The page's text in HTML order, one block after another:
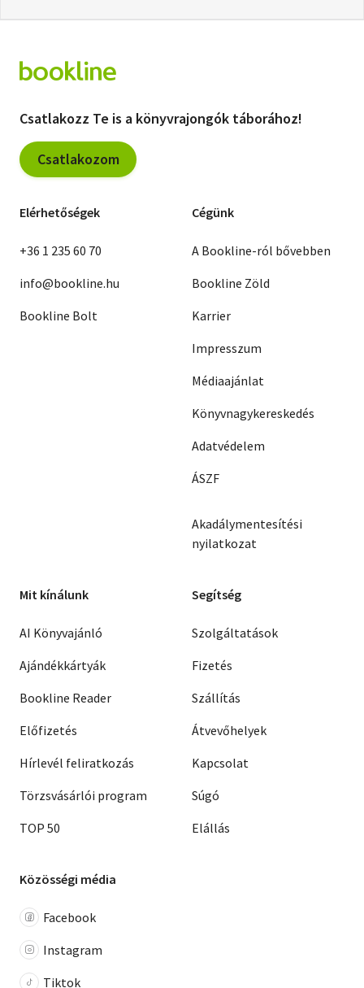
Csatlakozz Te is a könyvrajongók táborához!
Csatlakozom
Elérhetőségek
+36 1 235 60 70
info@bookline.hu
Bookline Bolt
Cégünk
A Bookline-ról bővebben
Bookline Zöld
Karrier
Impresszum
Médiaajánlat
Könyvnagykereskedés
Adatvédelem
ÁSZF
Akadálymentesítési
nyilatkozat
Mit kínálunk
AI Könyvajánló
Ajándékkártyák
Bookline Reader
Előfizetés
Hírlevél feliratkozás
Törzsvásárlói program
TOP 50
Segítség
Szolgáltatások
Fizetés
Szállítás
Átvevőhelyek
Kapcsolat
Súgó
Elállás
Közösségi média
Facebook
Instagram
Tiktok